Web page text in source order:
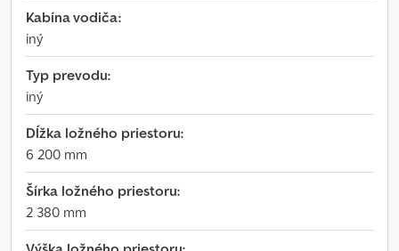
Kabína vodiča:
iný
Typ prevodu:
iný
Dĺžka ložného priestoru:
6 200 mm
Šírka ložného priestoru:
2 380 mm